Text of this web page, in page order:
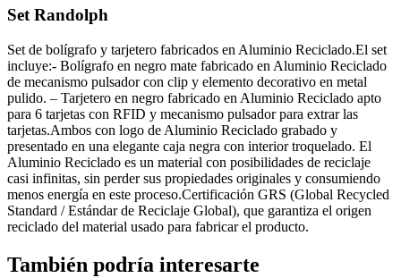
Set Randolph
Set de bolígrafo y tarjetero fabricados en Aluminio Reciclado.El set
incluye:- Bolígrafo en negro mate fabricado en Aluminio Reciclado
de mecanismo pulsador con clip y elemento decorativo en metal
pulido. – Tarjetero en negro fabricado en Aluminio Reciclado apto
para 6 tarjetas con RFID y mecanismo pulsador para extrar las
tarjetas.Ambos con logo de Aluminio Reciclado grabado y
presentado en una elegante caja negra con interior troquelado. El
Aluminio Reciclado es un material con posibilidades de reciclaje
casi infinitas, sin perder sus propiedades originales y consumiendo
menos energía en este proceso.Certificación GRS (Global Recycled
Standard / Estándar de Reciclaje Global), que garantiza el origen
reciclado del material usado para fabricar el producto.
También podría interesarte